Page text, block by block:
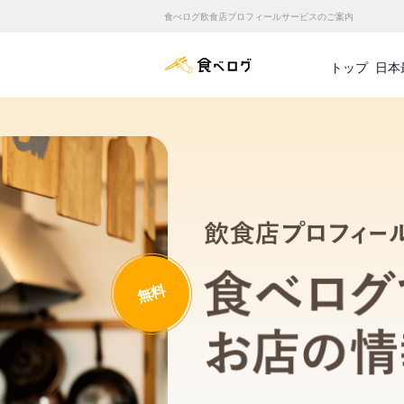
食べログ飲食店プロフィールサービスのご案内
食べログ店舗管理画面
トップ 日
無料